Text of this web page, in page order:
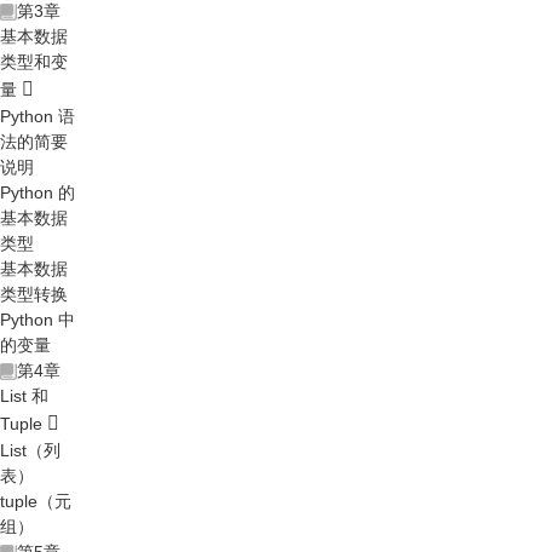
第3章
基本数据
类型和变
量
Python 语
法的简要
说明
Python 的
基本数据
类型
基本数据
类型转换
Python 中
的变量
第4章
List 和
Tuple
List（列
表）
tuple（元
组）